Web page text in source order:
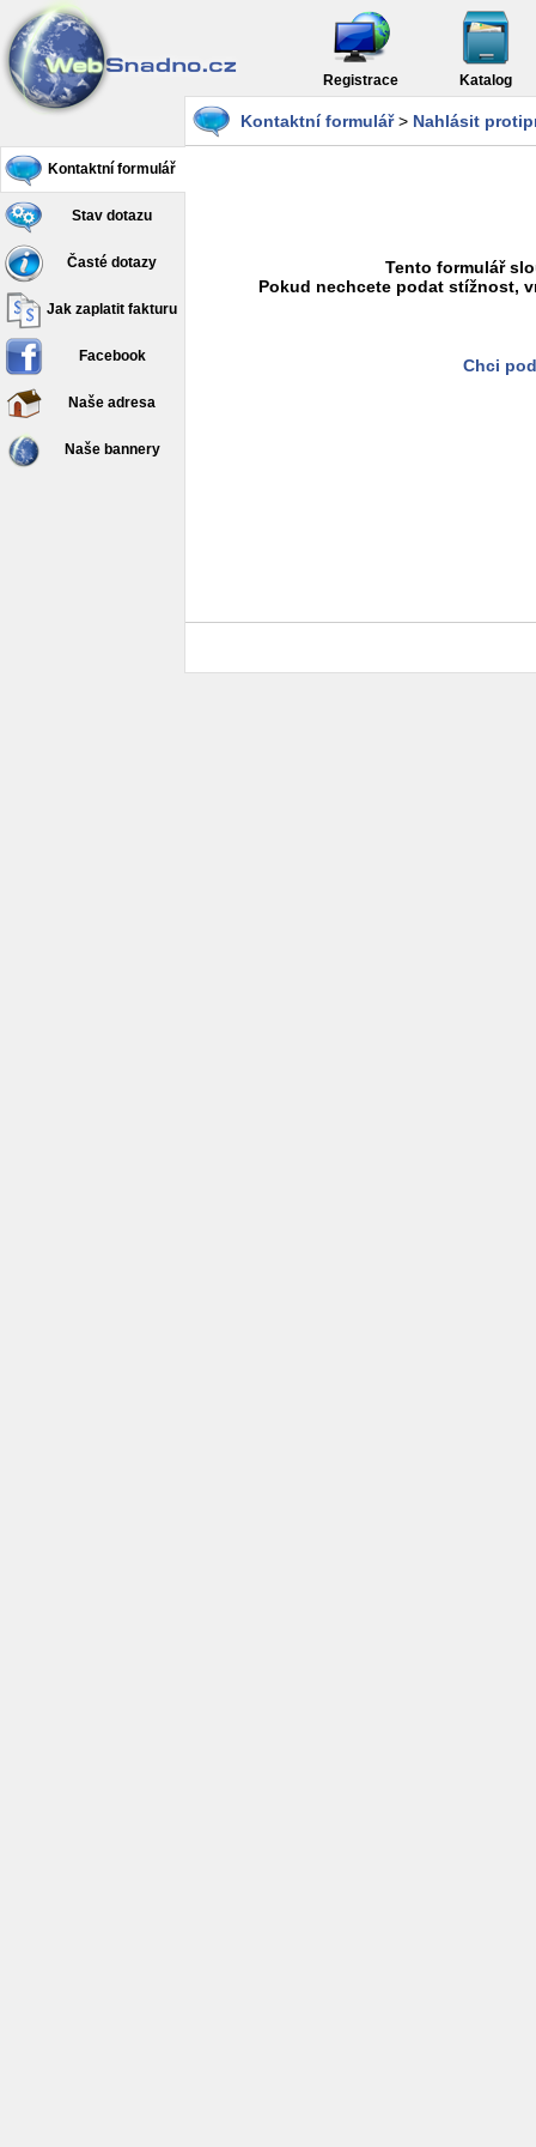
Registrace Katalog
Kontaktní formulář
Stav dotazu
Časté dotazy
Jak zaplatit fakturu
Facebook
Naše adresa
Naše bannery
Kontaktní formulář> Nahlásit
Tento formulář
Pokud nechcete podat stížnost,
Chci